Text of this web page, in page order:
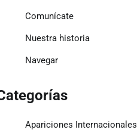
Comunícate
Nuestra historia
Navegar
Apariciones Internacionales